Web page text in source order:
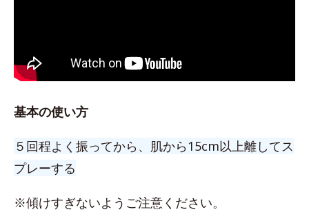
基本の使い方
５回程よく振ってから、肌から15cm以上離してス
プレーする
※傾けすぎないようご注意ください。